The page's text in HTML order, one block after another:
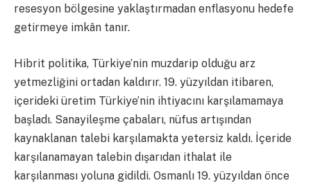
resesyon bölgesine yaklaştırmadan enflasyonu hedefe
getirmeye imkân tanır.
Hibrit politika, Türkiye’nin muzdarip olduğu arz
yetmezliğini ortadan kaldırır. 19. yüzyıldan itibaren,
içerideki üretim Türkiye’nin ihtiyacını karşılamamaya
başladı. Sanayileşme çabaları, nüfus artışından
kaynaklanan talebi karşılamakta yetersiz kaldı. İçeride
karşılanamayan talebin dışarıdan ithalat ile
karşılanması yoluna gidildi. Osmanlı 19. yüzyıldan önce